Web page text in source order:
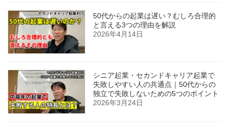
50代からの起業は遅い？むしろ合理的
と言える3つの理由を解説
2026年4月14日
シニア起業・セカンドキャリア起業で
失敗しやすい人の共通点｜50代からの
独立で失敗しないための5つのポイント
2026年3月24日